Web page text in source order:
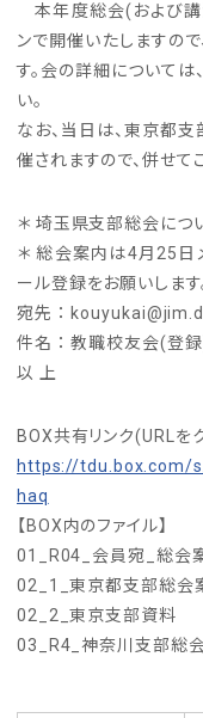
本年度総会(および講
ンで開催いたしますので
す。会の詳細については
い。
なお、当日は、東京都
催されますので、併せて
＊ 埼玉県支部総会につ
＊ 総会案内は4月25日
ール登録をお願いします
宛先 ：
件名 ： 教職校友会(登
以 上
BOX共有リンク(URLを
https://tdu.box.com/
haq
【BOX内のファイル】
01_R04_会員宛_総会
02_1_東京都支部総会
02_2_東京支部資料
03_R4_神奈川支部総